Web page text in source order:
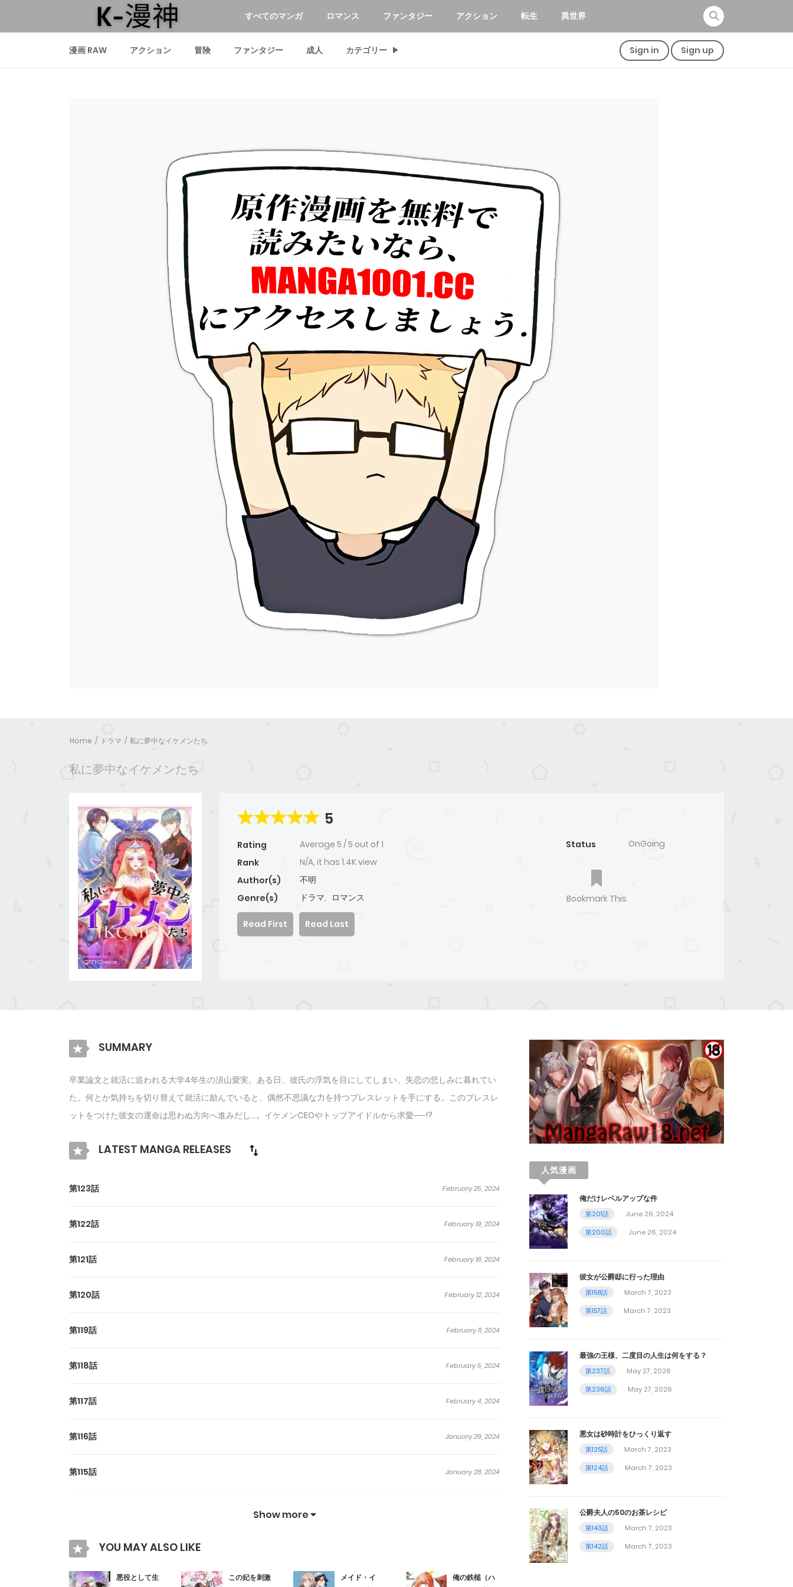
すべてのマンガ ロマンス ファンタジー アクション 転生 異世界
漫画 RAW アクション 冒険 ファンタジー 成人 カテゴリー Sign in Sign up
Home ドラマ 私に夢中なイケメンたち
私に夢中なイケメンたち
5
Rating Average 5 /5 out of 1
Rank
N/A, it has 1.4K view
Author(s)
不明
Genre(s)
ドラマ, ロマンス
Status OnGoing
Bookmark This
Read First Read Last
SUMMARY
卒業論文と就活に追われる大学4年生の須山愛実。ある日、彼氏の浮気を目にしてしまい、失恋の悲しみに暮れてい
た。何とか気持ちを切り替えて就活に励んでいると、偶然不思議な力を持つブレスレットを手にする。このブレスレ
ットをつけた彼女の運命は思わぬ方向へ進みだし…。イケメンCEOやトップアイドルから求愛──!?
LATEST MANGA RELEASES
第123話 February 25, 2024
第122話 February 19, 2024
第121話 February 18, 2024
第120話 February 12, 2024
第119話 February 11, 2024
第118話 February 5, 2024
第117話 February 4, 2024
第116話 January 29, 2024
第115話 January 28, 2024
第113話
第112話 January 18, 2024
Show more
YOU MAY ALSO LIKE
悪役として生
この妃を刺激
メイド・イ
俺の鉄槌（ハ
人気漫画
俺だけレベルアップな件
第201話
June 26, 2024
第200話
June 26, 2024
彼女が公爵邸に行った理由
第158話
March 7, 2023
第157話
March 7, 2023
最強の王様、二度目の人生は何をする？
第237話
May 27, 2026
第236話
May 27, 2026
悪女は砂時計をひっくり返す
第125話
March 7, 2023
第124話
March 7, 2023
公爵夫人の50のお茶レシピ
第143話
March 7, 2023
第142話
March 7, 2023